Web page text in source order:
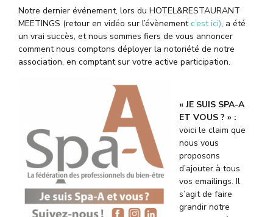
Notre dernier événement, lors du HOTEL&RESTAURANT
MEETINGS (retour en vidéo sur l’évènementc’est ici), a été
un vrai succès, et nous sommes fiers de vous annoncer
comment nous comptons déployer la notoriété de notre
association, en comptant sur votre active participation.
« JE SUIS SPA-A
ET VOUS ? » :
voici le claim que
nous vous
proposons
d’ajouter à tous
vos emailings. Il
s’agit de faire
grandir notre